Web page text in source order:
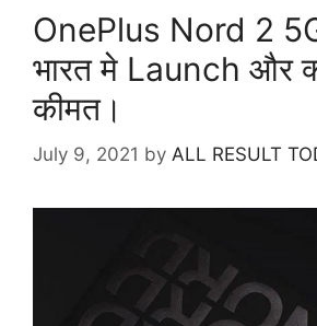
OnePlus Nord 2
भारत मे Launch और
कीमत।
July 9, 2021 by ALL RESULT